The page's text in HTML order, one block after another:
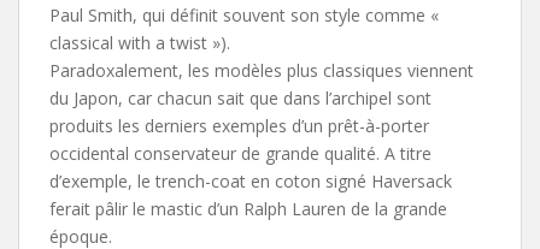
Paul Smith, qui définit souvent son style comme «
classical with a twist »).
Paradoxalement, les modèles plus classiques viennent
du Japon, car chacun sait que dans l’archipel sont
produits les derniers exemples d’un prêt-à-porter
occidental conservateur de grande qualité. A titre
d’exemple, le trench-coat en coton signé Haversack
ferait pâlir le mastic d’un Ralph Lauren de la grande
époque.